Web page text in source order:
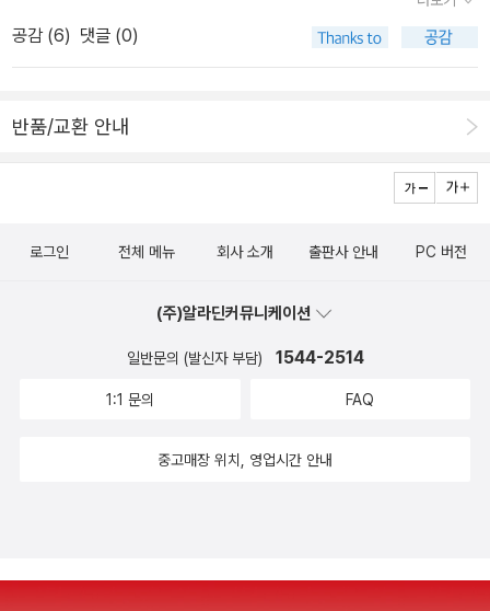
을 여미고 글일을 하고, 아이들하고 이야기하고, 곁님과 생각을 나누
고, 다시 들노래와 숲바람을 마신다. 어쩌다가 ‘토시코 아키요시’라는
이웃나라 손가락꽃(피아노)을 들었다. 이런 발걸음에 이런 손자취를
씨앗을 헤아릴 적에는 크지도 작지도 않은 그저 살림길이게 마련이
다. 《되살리기의 예술》을 읽다가 한참 갸웃했는데, 곁님과 큰아이가
들춰보더니 ‘재미없다’는 말씀을 남긴다. 두 분 모두 ‘되살리기’라는
기’가 무엇이라든지, 무엇을 되살리려고 했는가 같은 이야기하고 한
엮은 꾸러미를 잇는 사람이 있고, 이 글꾸러미를 알아보면서 읽는 사
람이 있다. 엮은이는 ‘되살리기’라기보다는 ‘이웃하기’여야지 싶다. 이
#あきよしとしこ #?吉敏子https://www.youtube.com/watc
0년)ㅍㄹㄴ글 : 숲노래·파란놀(최종규). 낱말책을 쓴다. 《새로 쓰는
공감 (6) 댓글 (0)
반품/교환 안내
로그인 전체 메뉴 회사 소개 출판사 안내 PC 버전
(주)알라딘커뮤니케이션
일반문의 (발신자 부담) 1544-2514
1:1 문의 FAQ
중고매장 위치, 영업시간 안내